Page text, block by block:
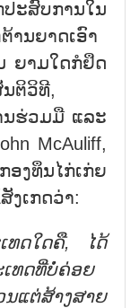
ສົບການໃນ
ານຍາດເອົາ
ຍາມໃດກໍຢຶດ
ຕິວິທີ,
ນຮ່ວມມື ແລະ
McAuliff,
ງທຶນໄກ່ເກ່ຍ
ງເກດວ່າ:
ທດໃດຄື, ໄດ້
ທດທີ່ບໍ່ຄ່ອຍ
ຕ່ສ້າງສາຍ